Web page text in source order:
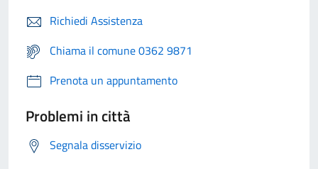
Richiedi Assistenza
Chiama il comune 0362 9871
Prenota un appuntamento
Problemi in città
Segnala disservizio